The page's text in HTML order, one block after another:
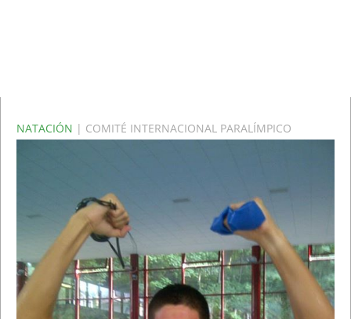
NATACIÓN | COMITÉ INTERNACIONAL PARALÍMPICO